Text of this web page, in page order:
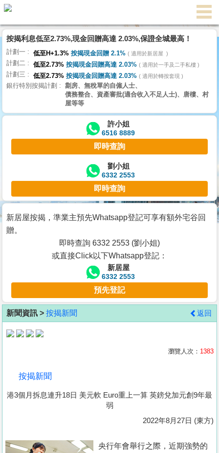
理
主
頁
搵
樓/
交
業
主
宅
谷
按
客
地
產
據
置
按揭利息低至2.73%,現金回贈高達 2.03%,保證全城最高！
計劃一 低至H+1.3% 按揭現金回贈 2.1% 適用於新居屋
計劃二 低至2.73% 按揭現金回贈高達 2.03% 適用於一手及二手私樓
計劃三 低至2.73% 按揭現金回贈高達 2.03% 適用於轉按套現
銀行特別按揭計劃
劏房、無稅單的自僱人士、
債務整合、資產審批(適合收入不足人士)、唐樓、村
屋等等
許小姐
6516 8889
即時查詢
劉小姐
6332 2553
即時查詢
新居屋按揭，準業主預先Whatsapp登記可享有額外宅谷回
贈。
即時查詢 6332 2553 (劉小姐)
或直接Click以下Whatsapp登記：
新居屋
6332 2553
預先登記
新聞資訊 > 按揭新聞 返回
瀏覽人次： 1383
按揭新聞
港3個月拆息連升18日 美元軟 Euro重上一算 英鎊兌加元創9年最
弱
2022年8月27日 (東方)
央行年會舉行之際，近期強勢的